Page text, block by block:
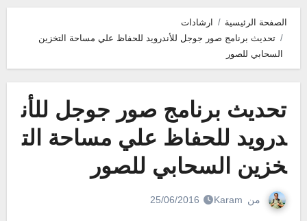
الصفحة الرئيسية
ارشادات
تحديث برنامج صور جوجل للأندرويد للحفاظ علي مساحة التخزين
السحابي للصور
تحديث برنامج صور جوجل للأن
درويد للحفاظ علي مساحة الت
خزين السحابي للصور
من Karam
25/06/2016